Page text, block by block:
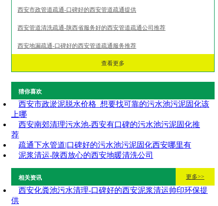
西安市政管道疏通-口碑好的西安管道疏通提供
西安管道清洗疏通-陕西省服务好的西安管道疏通公司推荐
西安地漏疏通-口碑好的西安管道疏通服务推荐
查看更多
猜你喜欢
西安市政淤泥脱水价格_想要找可靠的污水池污泥固化该
上哪
西安南郊清理污水池-西安有口碑的污水池污泥固化推
荐
疏通下水管道|口碑好的污水池污泥固化西安哪里有
泥浆清运-陕西放心的西安地暖清洗公司
相关资讯 更多>>
西安化粪池污水清理-口碑好的西安泥浆清运帅印环保提
供